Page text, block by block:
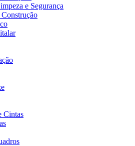
e Segurança
Cintas